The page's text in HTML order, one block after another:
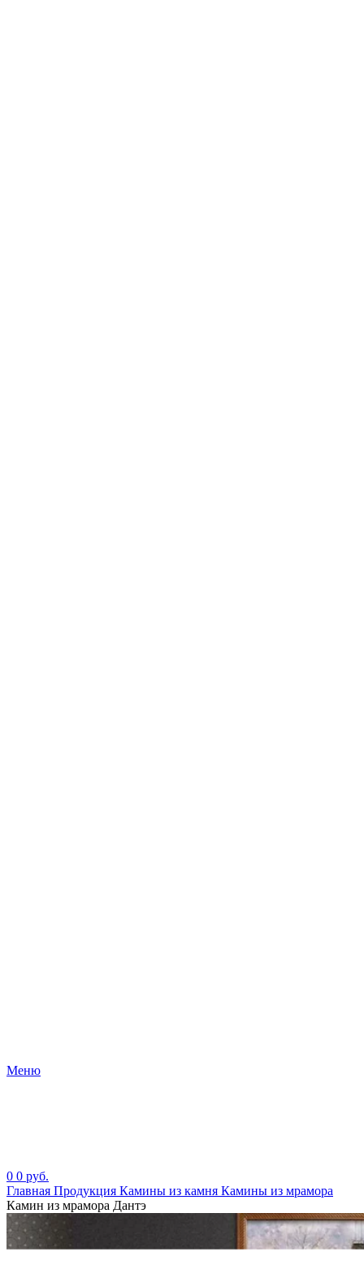
Меню
0 0 руб.
Главная Продукция Камины из камня Камины из мрамора
Камин из мрамора Дантэ